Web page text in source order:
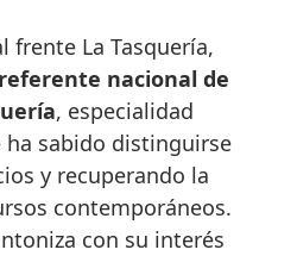
frente La Tasquería,
referente nacional de
, especialidad
ha sabido distinguirse
y recuperando la
contemporáneos.
con su interés